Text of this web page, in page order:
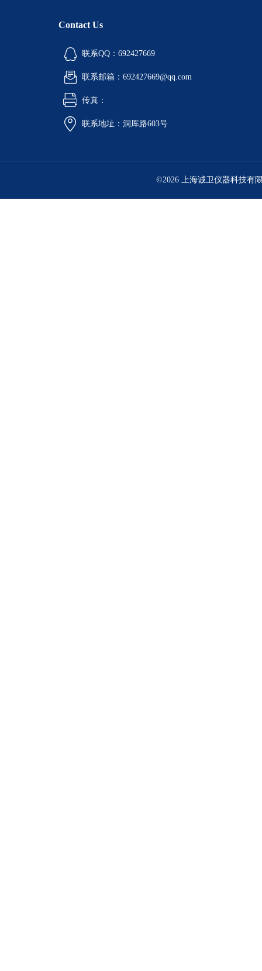
Contact Us
联系QQ：692427669
联系邮箱：692427669@qq.com
传真：
联系地址：洞厍路603号
©2026 上海诚卫仪器科技有